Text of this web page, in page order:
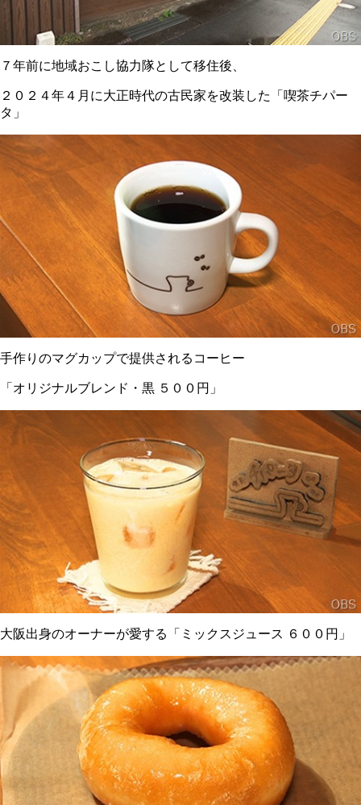
７年前に地域おこし協力隊として移住後、
２０２４年４月に大正時代の古民家を改装した「喫茶チパー
タ」
手作りのマグカップで提供されるコーヒー
「オリジナルブレンド・黒 ５００円」
大阪出身のオーナーが愛する「ミックスジュース ６００円」